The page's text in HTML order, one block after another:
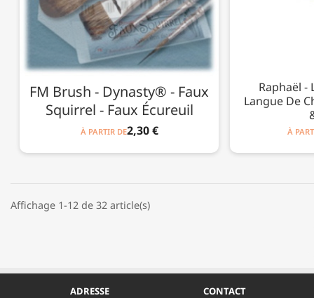
FM Brush - Dynasty® - Faux
Squirrel - Faux Écureuil
À PARTIR DE2,30 €
Raphaël -
Langue De
À
Affichage 1-12 de 32 article(s)
ADRESSE CONTACT